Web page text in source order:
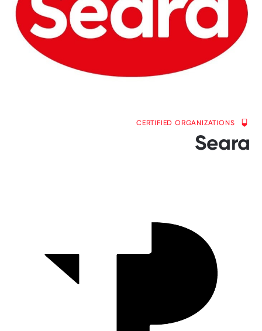
CERTIFIED ORGANIZATIONS
Seara